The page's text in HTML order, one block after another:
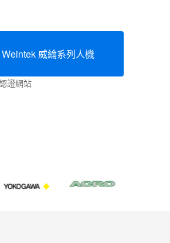
威綸系列人機
證網站